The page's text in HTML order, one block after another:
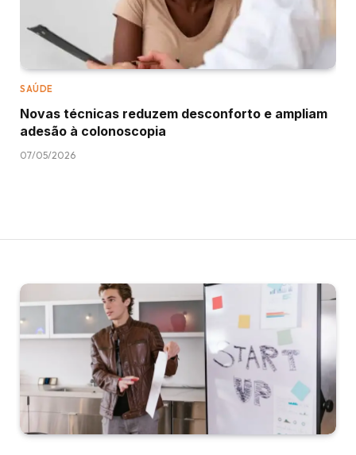
SAÚDE
Novas técnicas reduzem desconforto e ampliam
adesão à colonoscopia
07/05/2026